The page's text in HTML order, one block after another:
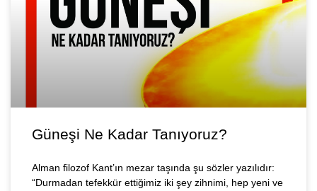
Güneşi Ne Kadar Tanıyoruz?
Alman filozof Kant’ın mezar taşında şu sözler yazılıdır:
“Durmadan tefekkür ettiğimiz iki şey zihnimi, hep yeni ve